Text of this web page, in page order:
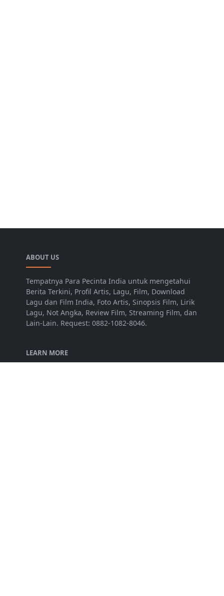
ABOUT US
Tempatnya Para Pecinta India untuk mengetahui
Berita Terkini, Profil Artis, Lagu, Film, Download
Lagu dan Film India, Foto Artis, Sinopsis Film, Lirik
Lagu, Not Angka, Review Film, Streaming Film, dan
Lain-Lain. Request: 0882-1082-8046.
LEARN MORE